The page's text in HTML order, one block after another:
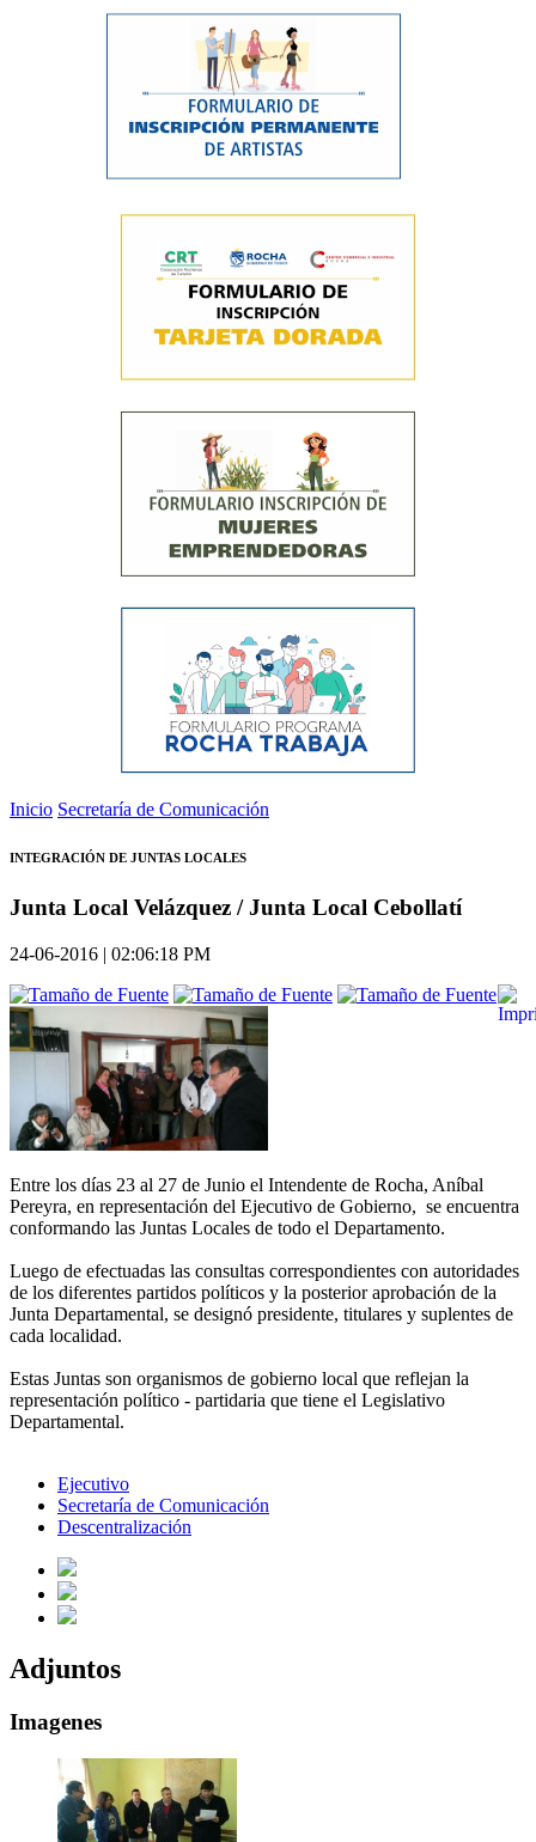
Inicio Secretaría de Comunicación
INTEGRACIÓN DE JUNTAS LOCALES
Junta Local Velázquez / Junta Local Cebollatí
24-06-2016 | 02:06:18 PM
Entre los días 23 al 27 de Junio el Intendente de Rocha, Aníbal
Pereyra, en representación del Ejecutivo de Gobierno, se encuentra
conformando las Juntas Locales de todo el Departamento.
Luego de efectuadas las consultas correspondientes con autoridades
de los diferentes partidos políticos y la posterior aprobación de la
Junta Departamental, se designó presidente, titulares y suplentes de
cada localidad.
Estas Juntas son organismos de gobierno local que reflejan la
representación político - partidaria que tiene el Legislativo
Departamental.
Ejecutivo
Secretaría de Comunicación
Descentralización
Adjuntos
Imagenes